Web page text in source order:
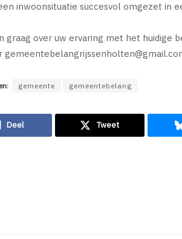
inwoonsituatie succesvol omgezet in
graag over uw ervaring met het huidige
gemeente gemeentebelang
Deel Tweet